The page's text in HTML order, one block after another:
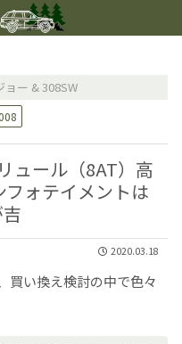
ョー & 308SW
ュール（8AT）高
ォテイメントは
2020.03.18
買い換え検討の中で色々